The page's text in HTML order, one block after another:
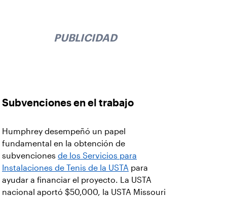
PUBLICIDAD
Subvenciones en el trabajo
Humphrey desempeñó un papel
fundamental en la obtención de
subvenciones de los Servicios para
Instalaciones de Tenis de la USTA para
ayudar a financiar el proyecto. La USTA
nacional aportó $50,000, la USTA Missouri